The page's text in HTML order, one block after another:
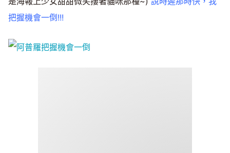
把握機會一倒!!!